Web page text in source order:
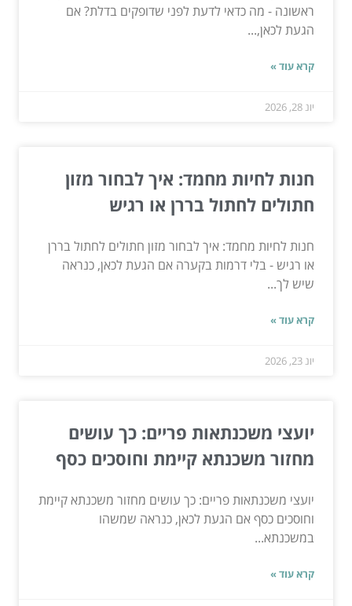
ראשונה - מה כדאי לדעת לפני שדופקים בדלת? אם
הגעת לכאן,...
קרא עוד »
יונ 28, 2026
חנות לחיות מחמד: איך לבחור מזון
חתולים לחתול בררן או רגיש
חנות לחיות מחמד: איך לבחור מזון חתולים לחתול בררן
או רגיש - בלי דרמות בקערה אם הגעת לכאן, כנראה
שיש לך...
קרא עוד »
יונ 23, 2026
יועצי משכנתאות פריים: כך עושים
מחזור משכנתא קיימת וחוסכים כסף
יועצי משכנתאות פריים: כך עושים מחזור משכנתא קיימת
וחוסכים כסף אם הגעת לכאן, כנראה שמשהו
במשכנתא...
קרא עוד »